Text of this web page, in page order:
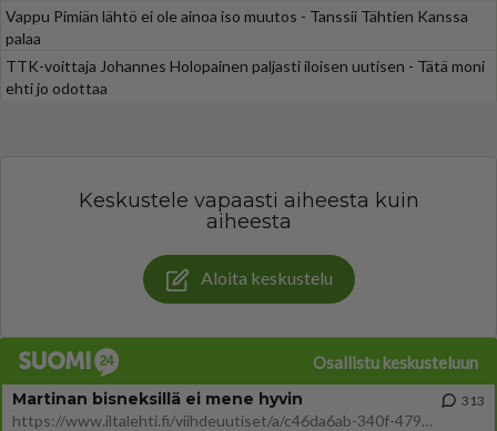
Vappu Pimiän lähtö ei ole ainoa iso muutos - Tanssii Tähtien Kanssa
palaa
TTK-voittaja Johannes Holopainen paljasti iloisen uutisen - Tätä moni
ehti jo odottaa
Keskustele vapaasti aiheesta kuin
aiheesta
Aloita keskustelu
Osallistu keskusteluun
Martinan bisneksillä ei mene hyvin
https://www.iltalehti.fi/viihdeuutiset/a/c46da6ab-340f-4790-aaa7-0865eed2336 Yrityksen konkurssihakemus on tullut kärä
313